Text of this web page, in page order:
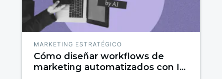
MARKETING ESTRATÉGICO
Cómo diseñar workflows de
marketing automatizados con IA